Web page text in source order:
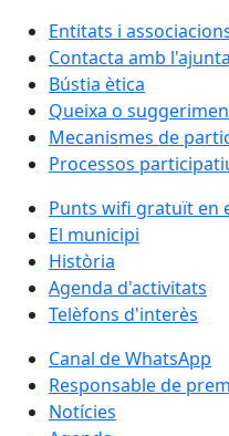
Entitats i
Contacta amb
Bústia ètica
Queixa o
Mecanismes de
Processos
Punts wifi gratuït en
El municipi
Història
Agenda d'activitats
Telèfons d'interès
Canal de WhatsApp
Responsable de
Notícies